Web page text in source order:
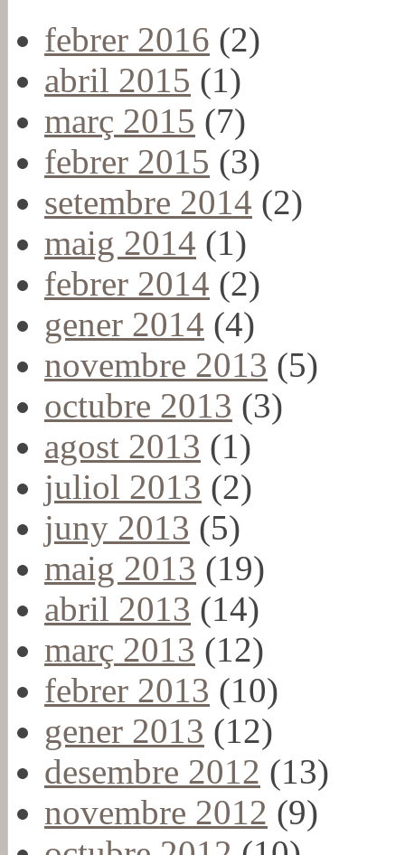
febrer 2016 (2)
abril 2015 (1)
març 2015 (7)
febrer 2015 (3)
setembre 2014 (2)
maig 2014 (1)
febrer 2014 (2)
gener 2014 (4)
novembre 2013 (5)
octubre 2013 (3)
agost 2013 (1)
juliol 2013 (2)
juny 2013 (5)
maig 2013 (19)
abril 2013 (14)
març 2013 (12)
febrer 2013 (10)
gener 2013 (12)
desembre 2012 (13)
novembre 2012 (9)